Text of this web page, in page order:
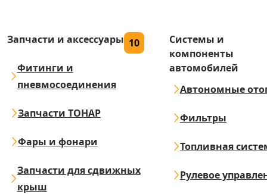
Запчасти и аксессуары 10
Фитинги и
пневмосоединения
Запчасти ТОНАР
Фары и фонари
Запчасти для сдвижных
крыш
Системы и
компоненты
автомобилей
Автономные
Фильтры
Топливная
Рулевое